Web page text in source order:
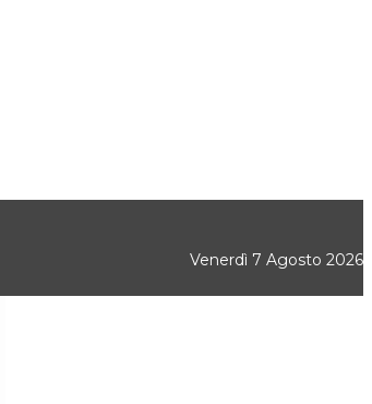
Venerdì 7 Agosto 2026